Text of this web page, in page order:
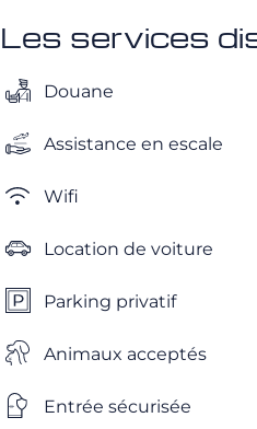
Les services
Douane
Assistance en escale
Wifi
Location de voiture
Parking privatif
Animaux acceptés
Entrée sécurisée